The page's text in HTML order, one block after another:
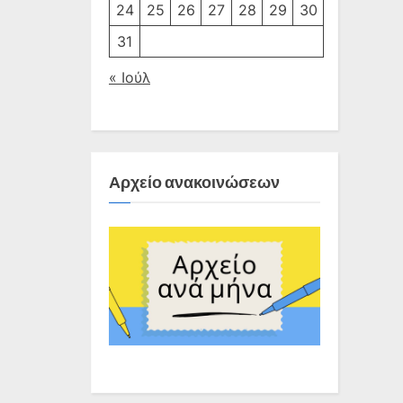
24
25 26 27 28 29
30
31
« Ιούλ
Αρχείο ανακοινώσεων